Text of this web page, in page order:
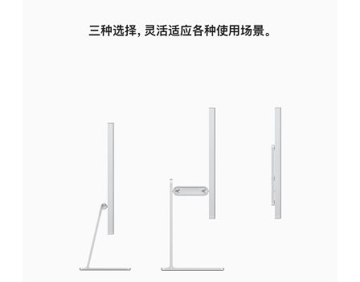
三种选择，灵活适应各种使用场景。